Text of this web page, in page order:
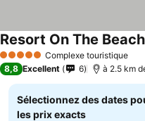
5 Étoiles Complexe touristique
Consulter les prix
8,8 Excellent 6 à 2.5 km
Sélectionnez des dates
les prix exacts